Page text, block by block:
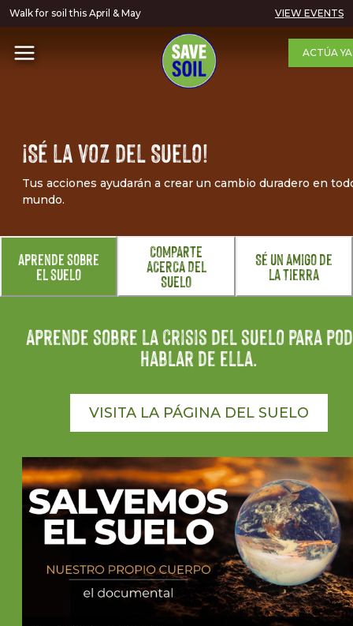
Walk for soil this April & May VIEW EVENTS
ACTÚA YA
¡Sé la voz del Suelo!
Tus acciones ayudarán a crear un cambio duradero en
mundo.
aprende sobre
el suelo
COMPARTE
ACERCA DEL
SUELO
Sé un Amigo de
la Tierra
Aprende sobre la crisis del suelo para
hablar de ella.
VISITA LA PÁGINA DEL SUELO